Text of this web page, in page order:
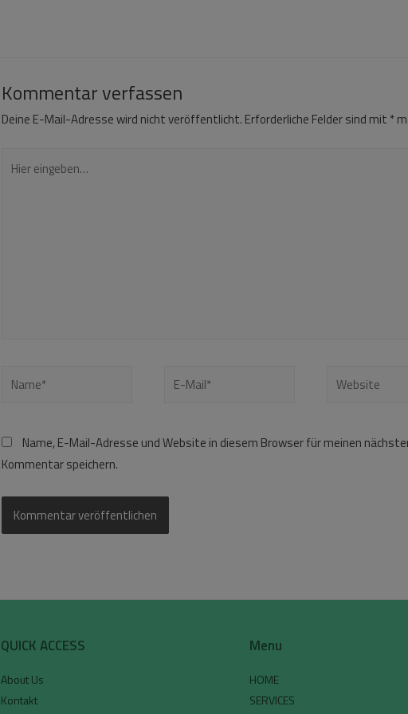
Kommentar verfassen
Deine E-Mail-Adresse wird nicht veröffentlicht. Erforderliche Felder sind mit *
Name, E-Mail-Adresse und Website in diesem Browser für meinen
Kommentar speichern.
QUICK ACCESS
About Us
Kontakt
Menu
HOME
SERVICES